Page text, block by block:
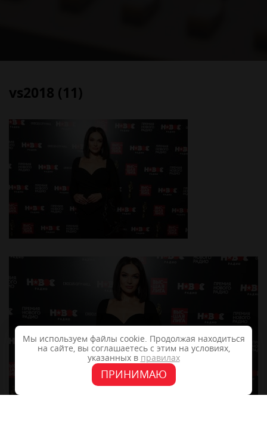
vs2018 (11)
Мы используем файлы cookie. Продолжая находиться
на сайте, вы соглашаетесь с этим на условиях,
указанных в правилах
ПРИНИМАЮ